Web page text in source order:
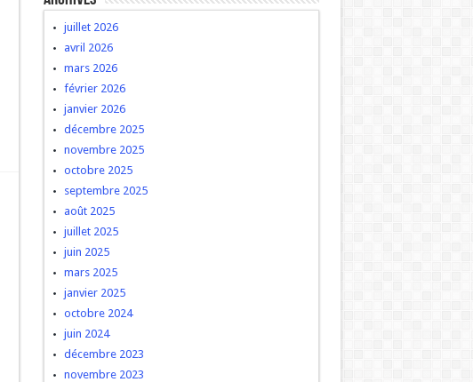
juillet 2026
avril 2026
mars 2026
février 2026
janvier 2026
décembre 2025
novembre 2025
octobre 2025
septembre 2025
août 2025
juillet 2025
juin 2025
mars 2025
janvier 2025
octobre 2024
juin 2024
décembre 2023
novembre 2023